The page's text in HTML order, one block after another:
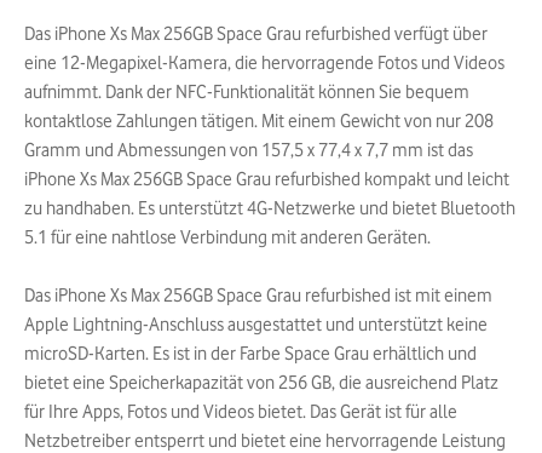
Das iPhone Xs Max 256GB Space Grau refurbished verfügt über
eine 12-Megapixel-Kamera, die hervorragende Fotos und Videos
aufnimmt. Dank der NFC-Funktionalität können Sie bequem
kontaktlose Zahlungen tätigen. Mit einem Gewicht von nur 208
Gramm und Abmessungen von 157,5 x 77,4 x 7,7 mm ist das
iPhone Xs Max 256GB Space Grau refurbished kompakt und leicht
zu handhaben. Es unterstützt 4G-Netzwerke und bietet Bluetooth
5.1 für eine nahtlose Verbindung mit anderen Geräten.
Das iPhone Xs Max 256GB Space Grau refurbished ist mit einem
Apple Lightning-Anschluss ausgestattet und unterstützt keine
microSD-Karten. Es ist in der Farbe Space Grau erhältlich und
bietet eine Speicherkapazität von 256 GB, die ausreichend Platz
für Ihre Apps, Fotos und Videos bietet. Das Gerät ist für alle
Netzbetreiber entsperrt und bietet eine hervorragende Leistung